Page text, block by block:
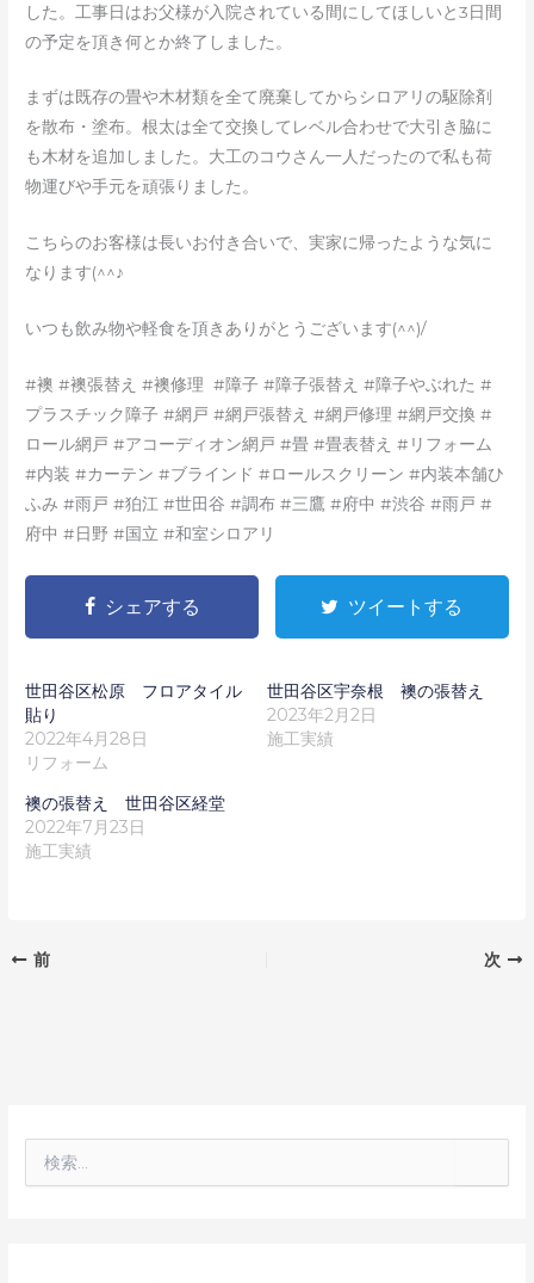
した。工事日はお父様が入院されている間にしてほしいと3日間
の予定を頂き何とか終了しました。
まずは既存の畳や木材類を全て廃棄してからシロアリの駆除剤
を散布・塗布。根太は全て交換してレベル合わせで大引き脇に
も木材を追加しました。大工のコウさん一人だったので私も荷
物運びや手元を頑張りました。
こちらのお客様は長いお付き合いで、実家に帰ったような気に
なります(^^♪
いつも飲み物や軽食を頂きありがとうございます(^^)/
#襖 #襖張替え #襖修理 #障子 #障子張替え #障子やぶれた #
プラスチック障子 #網戸 #網戸張替え #網戸修理 #網戸交換 #
ロール網戸 #アコーディオン網戸 #畳 #畳表替え #リフォーム
#内装 #カーテン #ブラインド #ロールスクリーン #内装本舗ひ
ふみ #雨戸 #狛江 #世田谷 #調布 #三鷹 #府中 #渋谷 #雨戸 #
府中 #日野 #国立 #和室シロアリ
シェアする ツイートする
世田谷区松原 フロアタイル
貼り
2022年4月28日
リフォーム
世田谷区宇奈根 襖の張替え
2023年2月2日
施工実績
襖の張替え 世田谷区経堂
2022年7月23日
施工実績
前 次
索